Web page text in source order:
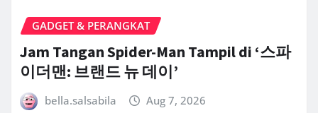
GADGET & PERANGKAT
Jam Tangan Spider-Man Tampil di ‘스파
이더맨: 브랜드 뉴 데이’
bella.salsabila Aug 7, 2026